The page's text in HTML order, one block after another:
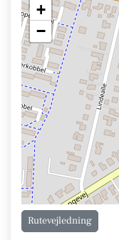
+
−
Rutevejledning